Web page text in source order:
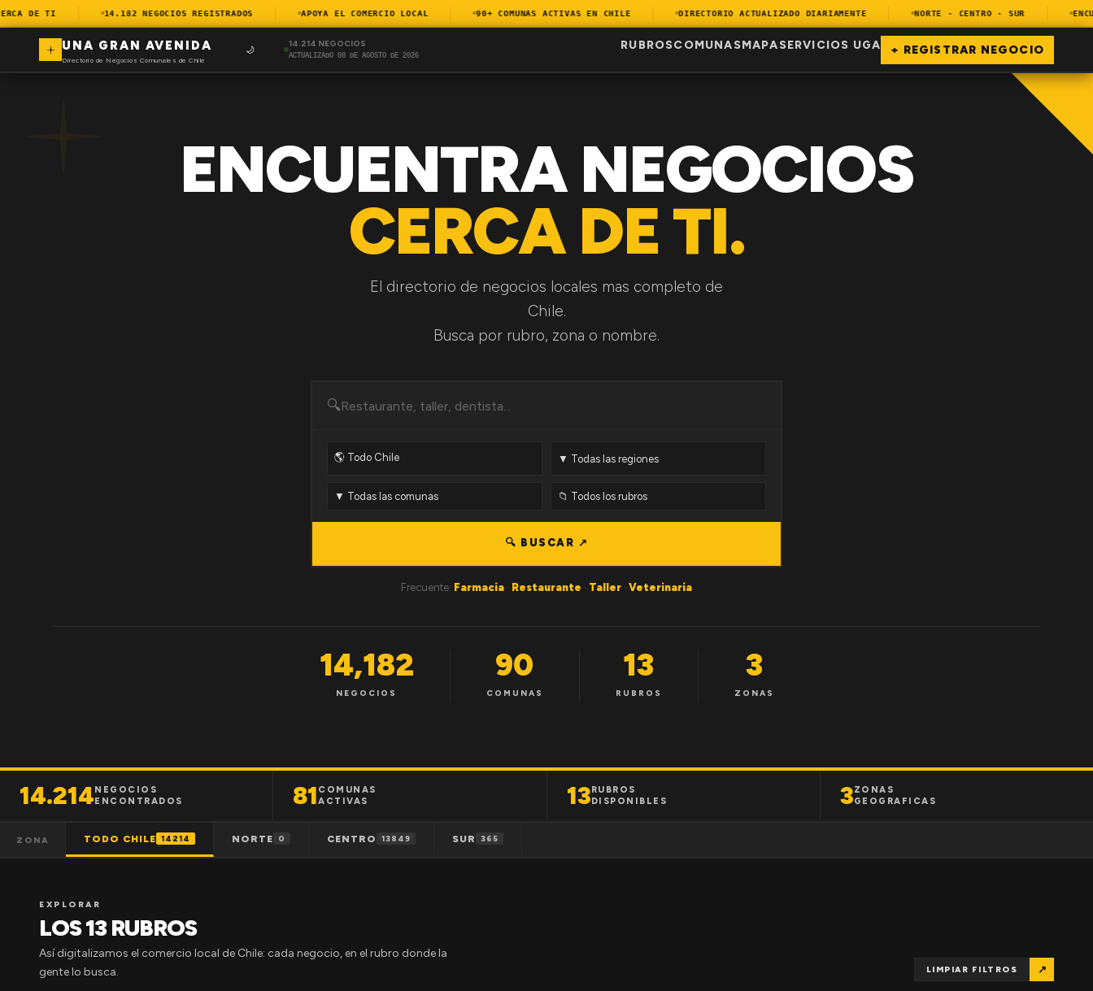
DE TI 14.182 NEGOCIOS REGISTRADOS APOYA EL COMERCIO LOCAL 90+ COMUNAS ACTIVAS EN CHILE DIRECTORIO ACTUALIZADO DIARIAMENTE NORTE · CENTRO · SUR
UNA GRAN AVENIDA
Directorio de Negocios Comunales de Chile
🌙
14.214 NEGOCIOS
ACTUALIZADO 08 DE AGOSTO DE 2026
RUBROSCOMUNASMAPASERVICIOS UGA + REGISTRAR NEGOCIO
ENCUENTRA NEGOCIOS
CERCA DE TI.
El directorio de negocios locales mas completo de
Chile.
Busca por rubro, zona o nombre.
🔍
🔍 BUSCAR ↗
Frecuente: Farmacia · Restaurante · Taller · Veterinaria
14,182
NEGOCIOS
90
COMUNAS
13
RUBROS
3
ZONAS
14.214NEGOCIOS
ENCONTRADOS
81COMUNAS
ACTIVAS
13RUBROS
DISPONIBLES
3ZONAS
GEOGRAFICAS
ZONA TODO CHILE 14214 NORTE 0 CENTRO 13849 SUR 365
EXPLORAR
LOS 13 RUBROS
Así digitalizamos el comercio local de Chile: cada negocio, en el rubro donde la
gente lo busca.
LIMPIAR FILTROS ↗